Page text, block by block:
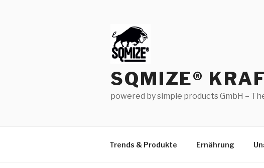
SQMIZE®
powered by simple products GmbH –
Trends & Produkte Ernährung